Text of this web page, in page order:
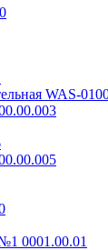
WAS-
0001.00.01